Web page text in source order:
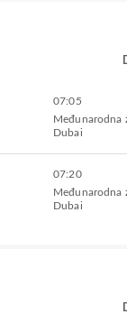
07:05
Međunarodna
Dubai
07:20
Međunarodna
Dubai